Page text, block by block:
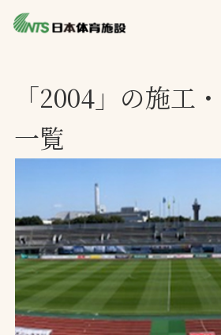
ニュース
プレスリリース
製品・サービス一覧
施工・管理実績一覧
会社概要
採用情報
「2004」の施工
一覧